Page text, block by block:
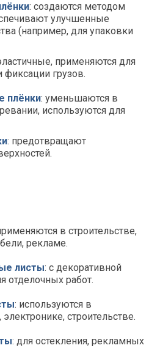
: создаются методом
улучшенные
(например, для упаковки
применяются для
фиксации грузов.
плёнки: уменьшаются в
используются для
: предотвращают
в строительстве,
рекламе.
листы: с декоративной
отделочных работ.
: используются в
строительстве.
: для остекления, рекламных